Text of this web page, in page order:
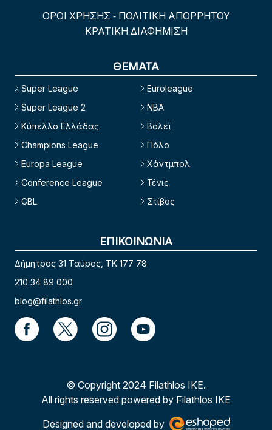
ΟΡΟΙ ΧΡΗΣΗΣ - ΠΟΛΙΤΙΚΗ ΑΠΟΡΡΗΤΟΥ
ΚΡΑΤΙΚΗ ΔΙΑΦΗΜΙΣΗ
ΘΕΜΑΤΑ
Super League
Super League 2
Κύπελλο Ελλάδας
Champions League
Europa League
Conference League
GBL
Euroleague
NBA
Βόλεϊ
Πόλο
Χάντμπολ
Τένις
Στίβος
ΕΠΙΚΟΙΝΩΝΙΑ
Δήμητρος 31 Ταύρος, TK 177 78
210 34 89 000
blog@filathlos.gr
© Copyright 2024 Filathlos ΙΚΕ.
All rights reserved powered by Filathlos ΙΚΕ
Designed and developed by